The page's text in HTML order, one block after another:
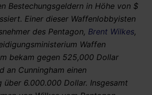
Bestechungsgeldern in Höhe von $
Einer dieser Waffenlobbyisten
des Pentagon, Brent Wilkes,
Waffen
bekam gegen 525,000 Dollar
an Cunningham einen
über 6.000.000 Dollar. Insgesamt